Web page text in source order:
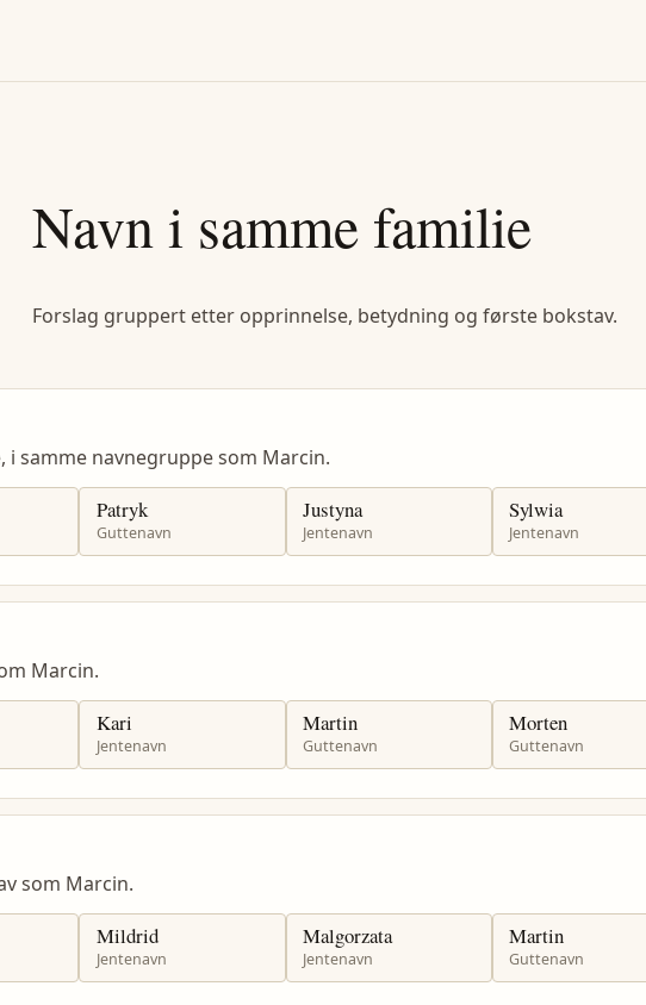
Navn i samme familie
Forslag gruppert etter opprinnelse, betydning og første bokstav.
samme navnegruppe som Marcin.
Patryk
Guttenavn
Justyna
Jentenavn
Sylwia
Jentenavn
Marcin.
Kari
Jentenavn
Martin
Guttenavn
Morten
Guttenavn
som Marcin.
Mildrid
Jentenavn
Malgorzata
Jentenavn
Martin
Guttenavn